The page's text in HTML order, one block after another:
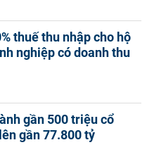
thuế thu nhập cho hộ
nghiệp có doanh thu
gần 500 triệu cổ
gần 77.800 tỷ